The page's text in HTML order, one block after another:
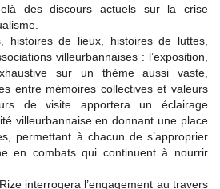
des discours actuels sur la crise
histoires de lieux, histoires de luttes,
villeurbannaises : l’exposition,
sur un thème aussi vaste,
entre mémoires collectives et valeurs
de visite apportera un éclairage
villeurbannaise en donnant une place
permettant à chacun de s’approprier
en combats qui continuent à nourrir
interrogera l’engagement au travers